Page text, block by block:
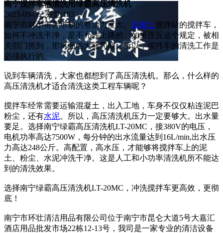
南宁搅拌车辆清洗用绿霸高压清洗机
2023-09-06 浏览:103
南宁市对于市容市貌的整治力度大。 混凝土搅拌站的搅拌车，
如何不冲洗干净，是不允许上路的。如果违反这个规定，被相
关部门抓到，那将面临大额罚款。所以，搅拌车的清洗工作是
必须执行的。
说到车辆清洗，大家也都想到了高压清洗机。那么，什么样的
高压清洗机才适合清洗这类工程车辆呢？
搅拌车经常需要运输混凝土，出入工地，车身不仅仅粘连泥巴
粉尘，还有水泥。所以，高压清洗机压力一定要够大。出水量
要足。选择南宁绿霸高压清洗机LT-20MC，接380V的电压，
电机功率高达7500W，每分钟的出水流量达到16L/min,出水压
力高达248公斤。高配置，高水压，才能够将搅拌车上的泥
土、粉尘、水泥冲洗干净。这是人工和小功率清洗机所不能达
到的清洗效果。
选择南宁绿霸高压清洗机LT-20MC，冲洗搅拌车更高效，更彻
底！
南宁市环壮清洁用品有限公司位于南宁市昆仑大道5号大嘉汇
酒店用品批发市场22栋12-13号，我司是一家专业的清洁设备